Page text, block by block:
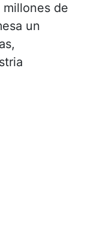
de
un